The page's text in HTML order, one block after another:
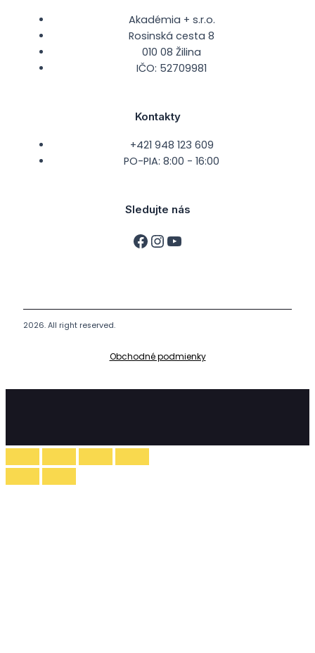
Akadémia + s.r.o.
Rosinská cesta 8
010 08 Žilina
IČO: 52709981
Kontakty
+421 948 123 609
PO-PIA: 8:00 - 16:00
Sledujte nás
2026. All right reserved.
Obchodné podmienky